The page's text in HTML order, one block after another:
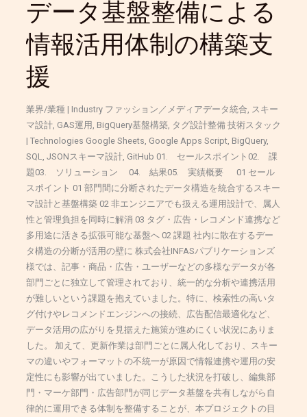
データ基盤整備による
情報活用体制の構築支
援
業界/業種 | Industry ファッション／メディアデータ統合, スキー
マ設計, GAS運用, BigQuery基盤構築, タグ設計整備 技術スタック
| Technologies Google Sheets, Google Apps Script, BigQuery,
SQL, JSONスキーマ設計, GitHub 01. セールスポイント02. 課
題03. ソリューション 04. 結果05. 実績概要 01 セール
スポイント 01 部門間に分断されたデータ構造を統合するスキー
マ設計と基盤構築 02 非エンジニアでも扱える運用設計で、属人
性と管理負担を同時に解消 03 タグ・広告・レコメンド連携など
多用途に活きる拡張可能な基盤へ 02 課題 社内に散在するデー
タ構造の分断が活用の壁に 株式会社INFASパブリケーションズ
様では、記事・商品・広告・ユーザーなどの多様なデータが各
部門ごとに独立して管理されており、統一的な分析や連携活用
が難しいという課題を抱えていました。特に、検索性の高いタ
グ付けやレコメンドエンジンへの接続、広告配信最適化など、
データ活用の広がりを見据えた施策が進めにくい状況にありま
した。 加えて、更新作業は部門ごとに属人化しており、スキー
マの違いやフォーマットの不統一が原因で情報連携や運用の安
定性にも影響が出ていました。こうした状況を打破し、編集部
門・マーケ部門・広告部門が同じデータ基盤を共有しながら自
律的に運用できる体制を整備することが、本プロジェクトの目
活
用
体
制
の
構
築
援